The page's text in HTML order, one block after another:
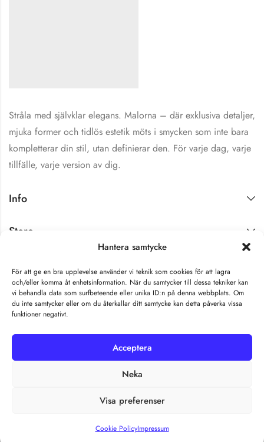
Hantera samtycke
För att ge en bra upplevelse använder vi teknik som cookies för att lagra
och/eller komma åt enhetsinformation. När du samtycker till dessa tekniker kan
vi behandla data som surfbeteende eller unika ID:n på denna webbplats. Om
du inte samtycker eller om du återkallar ditt samtycke kan detta påverka vissa
funktioner negativt.
Acceptera
Neka
Visa preferenser
Cookie PolicyImpressum
Stråla med självklar elegans. Malorna – där exklusiva detaljer,
mjuka former och tidlös estetik möts i smycken som inte bara
kompletterar din stil, utan definierar den. För varje dag, varje
tillfälle, varje version av dig.
Info
Store
FILTERS SEARCH